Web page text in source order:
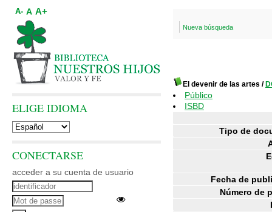
Nueva búsqueda
El devenir de las artes /
Público
ISBD
Tipo de
Fecha de
Número de
A- A A+
ELIGE IDIOMA
CONECTARSE
acceder a su cuenta de usuario